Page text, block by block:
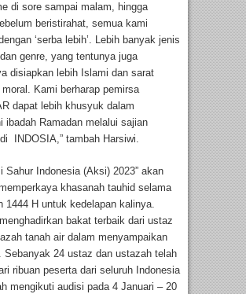
di sore sampai malam, hingga
beristirahat, semua kami
‘serba lebih’. Lebih banyak jenis
genre, yang tentunya juga
disiapkan lebih Islami dan sarat
Kami berharap pemirsa
dapat lebih khusyuk dalam
ibadah Ramadan melalui sajian
INDOSIA,” tambah Harsiwi.
Sahur Indonesia (Aksi) 2023” akan
khasanah tauhid selama
1444 H untuk kedelapan kalinya.
bakat terbaik dari ustaz
tanah air dalam menyampaikan
Sebanyak 24 ustaz dan ustazah telah
ribuan peserta dari seluruh Indonesia
mengikuti audisi pada 4 Januari – 20